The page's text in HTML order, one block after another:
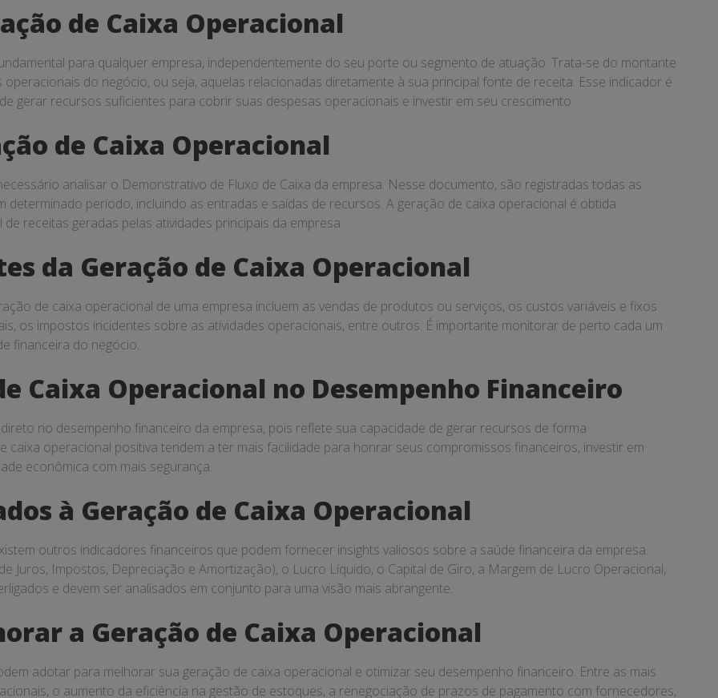
de Caixa Operacional
para qualquer empresa, independentemente do seu porte ou segmento de atuação. Trata-se do montante
do negócio, ou seja, aquelas relacionadas diretamente à sua principal fonte de receita. Esse indicador é
gerar recursos suficientes para cobrir suas despesas operacionais e investir em seu crescimento.
de Caixa Operacional
analisar o Demonstrativo de Fluxo de Caixa da empresa. Nesse documento, são registradas todas as
período, incluindo as entradas e saídas de recursos. A geração de caixa operacional é obtida
receitas geradas pelas atividades principais da empresa.
da Geração de Caixa Operacional
de caixa operacional de uma empresa incluem as vendas de produtos ou serviços, os custos variáveis e fixos
os impostos incidentes sobre as atividades operacionais, entre outros. É importante monitorar de perto cada um
financeira do negócio.
Caixa Operacional no Desempenho Financeiro
no desempenho financeiro da empresa, pois reflete sua capacidade de gerar recursos de forma
caixa operacional positiva tendem a ter mais facilidade para honrar seus compromissos financeiros, investir em
econômica com mais segurança.
à Geração de Caixa Operacional
outros indicadores financeiros que podem fornecer insights valiosos sobre a saúde financeira da empresa.
Juros, Impostos, Depreciação e Amortização), o Lucro Líquido, o Capital de Giro, a Margem de Lucro Operacional,
e devem ser analisados em conjunto para uma visão mais abrangente.
a Geração de Caixa Operacional
adotar para melhorar sua geração de caixa operacional e otimizar seu desempenho financeiro. Entre as mais
o aumento da eficiência na gestão de estoques, a renegociação de prazos de pagamento com fornecedores,